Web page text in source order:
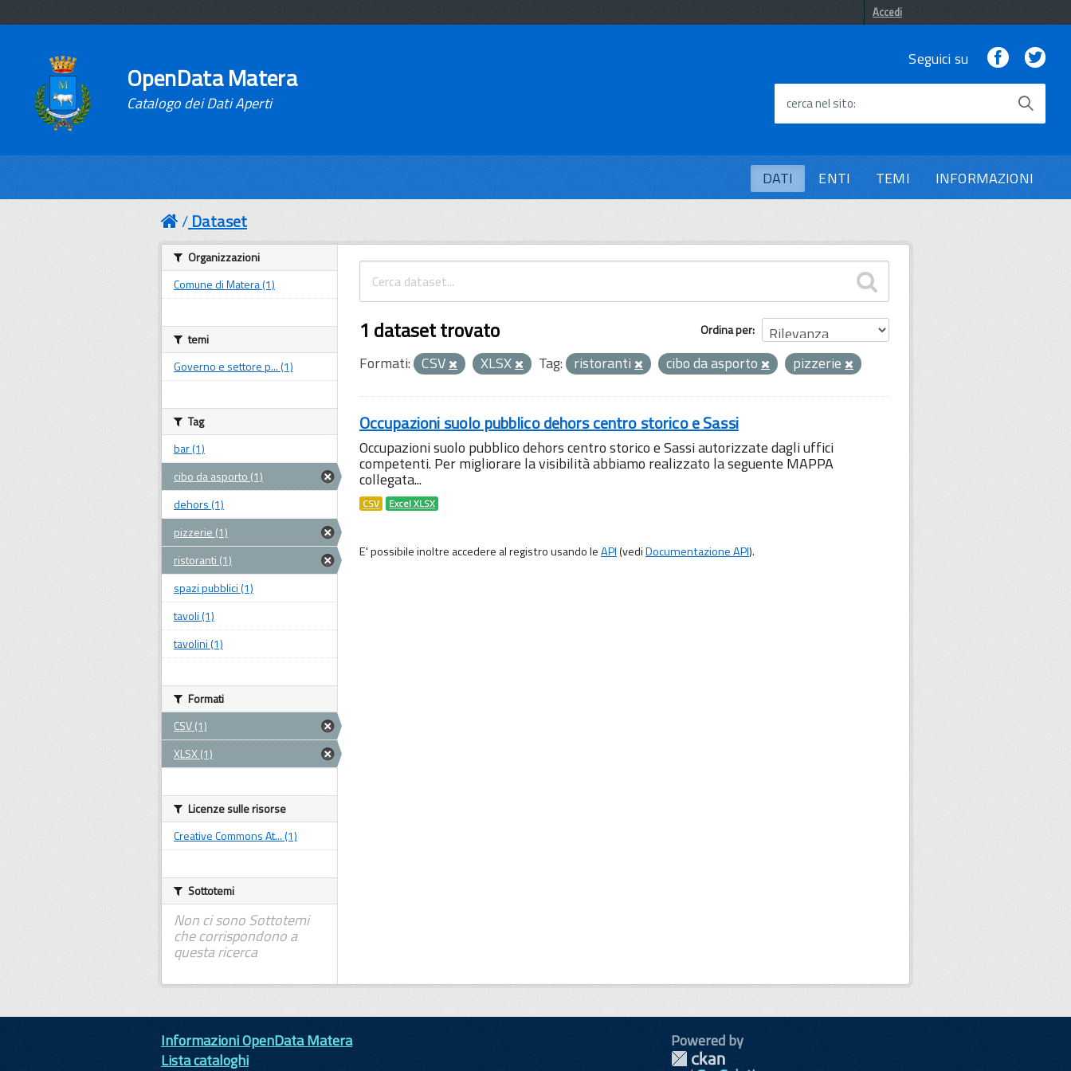
Accedi
OpenData Matera
Catalogo dei Dati Aperti
Seguici su Facebook
cerca nel sito
DATI ENTI TEMI INFORMAZIONI
Dataset
Ordina per
1 dataset trovato
Formati: CSV XLSX Tag: ristoranti cibo da asporto pizzerie
Occupazioni suolo pubblico dehors centro storico e Sassi
Occupazioni suolo pubblico dehors centro storico e Sassi autorizzate dagli uffici
competenti. Per migliorare la visibilità abbiamo realizzato la seguente MAPPA
collegata...
CSV Excel XLSX
E' possibile inoltre accedere al registro usando leAPI(vediDocumentazione API).
Organizzazioni
Comune di Matera (1)
temi
Governo e settore p... (1)
Tag
bar (1)
cibo da asporto (1)
dehors (1)
pizzerie (1)
ristoranti (1)
spazi pubblici (1)
tavoli (1)
tavolini (1)
Formati
CSV (1)
XLSX (1)
Licenze sulle risorse
Creative Commons At... (1)
Sottotemi
Non ci sono Sottotemi
che corrispondono a
questa ricerca
Informazioni OpenData Matera
Lista cataloghi
Powered by